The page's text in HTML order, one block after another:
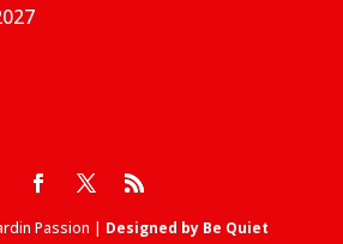
Passion | Designed by Be Quiet